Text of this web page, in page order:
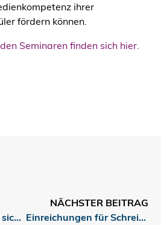
ihrer
fördern können.
Seminaren finden sich hier.
„aufgelesen“ widmet sich Nachhaltigkeit in der Modeindustrie und Veganismus
NÄCHSTER BEITRAG
Einreichungen für Schreibwettbewerb zum Thema „Anders essen“ gesucht